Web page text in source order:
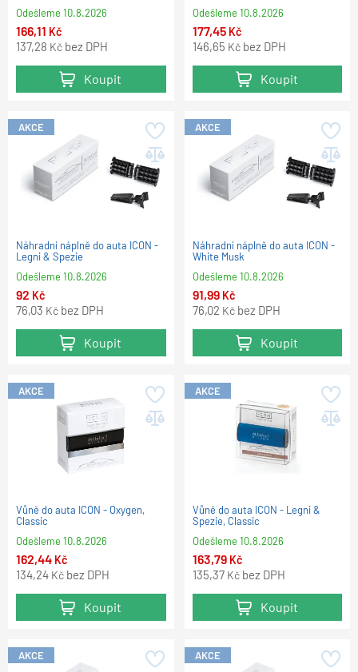
Odešleme10.8.2026
166,11 Kč
137,28 Kč bez DPH
Koupit
Odešleme10.8.2026
177,45 Kč
146,65 Kč bez DPH
Koupit
AKCE
Náhradní náplně do auta ICON -
Legni & Spezie
Odešleme10.8.2026
92 Kč
76,03 Kč bez DPH
Koupit
AKCE
Náhradní náplně do auta ICON -
White Musk
Odešleme10.8.2026
91,99 Kč
76,02 Kč bez DPH
Koupit
AKCE
Vůně do auta ICON - Oxygen,
Classic
Odešleme10.8.2026
162,44 Kč
134,24 Kč bez DPH
Koupit
AKCE
Vůně do auta ICON - Legni &
Spezie, Classic
Odešleme10.8.2026
163,79 Kč
135,37 Kč bez DPH
Koupit
AKCE AKCE